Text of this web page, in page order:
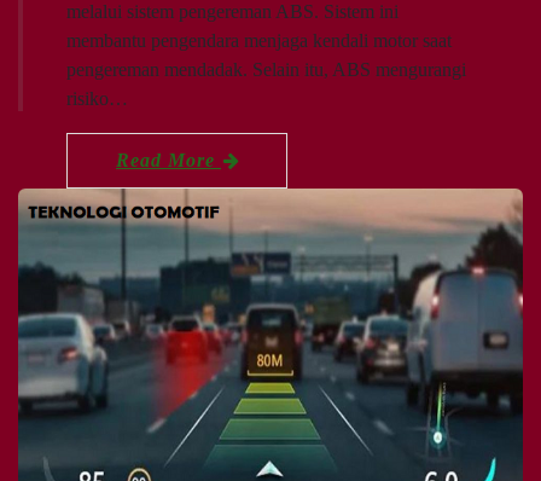
melalui sistem pengereman ABS. Sistem ini
membantu pengendara menjaga kendali motor saat
pengereman mendadak. Selain itu, ABS mengurangi
risiko…
Read More